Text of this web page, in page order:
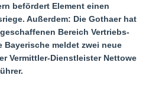
befördert Element einen
Außerdem: Die Gothaer hat
Bereich Vertriebs-
meldet zwei neue
Vermittler-Dienstleister Nettowelt